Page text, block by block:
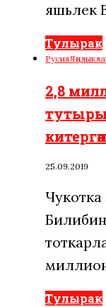
яшьлек
Тулырак
Русия
2,8
25.09.2019
Чукотка
Тулырак